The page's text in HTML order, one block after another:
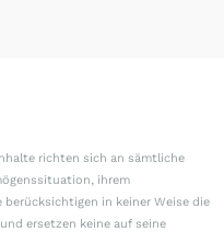
richten sich an sämtliche
ihrem
berücksichtigen in keiner Weise die
ersetzen keine auf seine